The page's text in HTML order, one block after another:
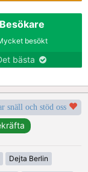
Besökare
besökt
bästa
snäll och stöd oss
Dejta Berlin